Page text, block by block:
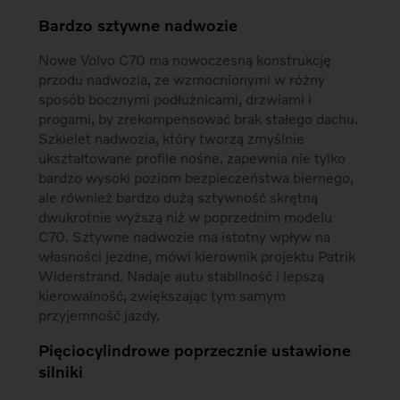
Bardzo sztywne nadwozie
Nowe Volvo C70 ma nowoczesną konstrukcję
przodu nadwozia, ze wzmocnionymi w różny
sposób bocznymi podłużnicami, drzwiami i
progami, by zrekompensować brak stałego dachu.
Szkielet nadwozia, który tworzą zmyślnie
ukształtowane profile nośne, zapewnia nie tylko
bardzo wysoki poziom bezpieczeństwa biernego,
ale również bardzo dużą sztywność skrętną
dwukrotnie wyższą niż w poprzednim modelu
C70. Sztywne nadwozie ma istotny wpływ na
własności jezdne, mówi kierownik projektu Patrik
Widerstrand. Nadaje autu stabilność i lepszą
kierowalność, zwiększając tym samym
przyjemność jazdy.
Pięciocylindrowe poprzecznie ustawione
silniki